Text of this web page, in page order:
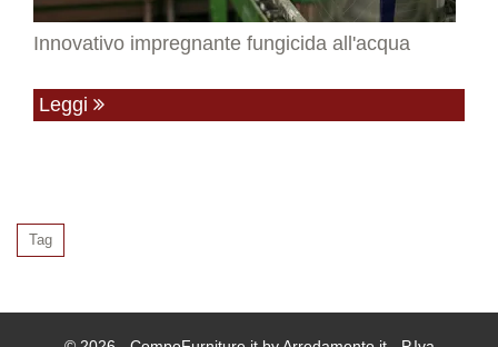
Innovativo impregnante fungicida all'acqua
Leggi
Tag